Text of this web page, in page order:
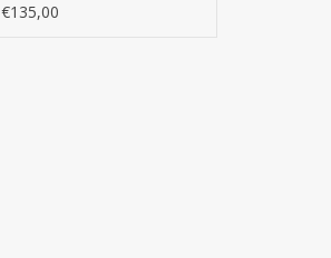
– Uitbreidbare zakelijke
€135,00